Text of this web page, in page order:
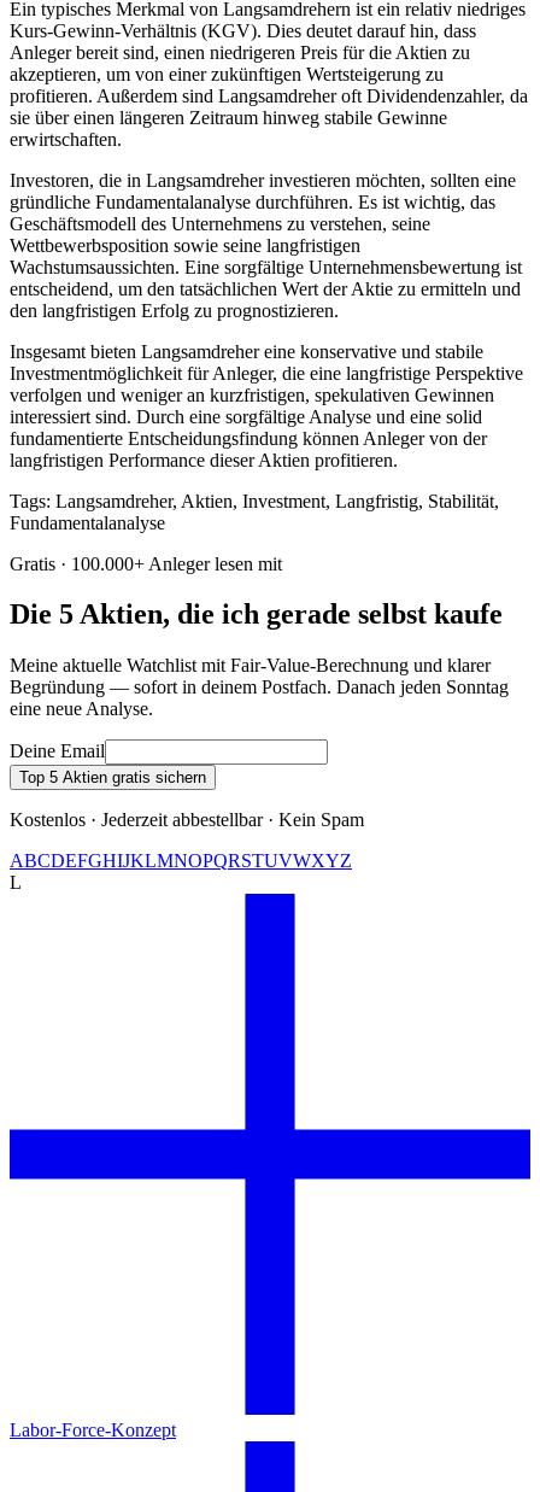
Ein typisches Merkmal von Langsamdrehern ist ein relativ niedriges
Kurs-Gewinn-Verhältnis (KGV). Dies deutet darauf hin, dass
Anleger bereit sind, einen niedrigeren Preis für die Aktien zu
akzeptieren, um von einer zukünftigen Wertsteigerung zu
profitieren. Außerdem sind Langsamdreher oft Dividendenzahler, da
sie über einen längeren Zeitraum hinweg stabile Gewinne
erwirtschaften.
Investoren, die in Langsamdreher investieren möchten, sollten eine
gründliche Fundamentalanalyse durchführen. Es ist wichtig, das
Geschäftsmodell des Unternehmens zu verstehen, seine
Wettbewerbsposition sowie seine langfristigen
Wachstumsaussichten. Eine sorgfältige Unternehmensbewertung ist
entscheidend, um den tatsächlichen Wert der Aktie zu ermitteln und
den langfristigen Erfolg zu prognostizieren.
Insgesamt bieten Langsamdreher eine konservative und stabile
Investmentmöglichkeit für Anleger, die eine langfristige Perspektive
verfolgen und weniger an kurzfristigen, spekulativen Gewinnen
interessiert sind. Durch eine sorgfältige Analyse und eine solid
fundamentierte Entscheidungsfindung können Anleger von der
langfristigen Performance dieser Aktien profitieren.
Tags: Langsamdreher, Aktien, Investment, Langfristig, Stabilität,
Fundamentalanalyse
Gratis · 100.000+ Anleger lesen mit
Die 5 Aktien, die ich gerade selbst kaufe
Meine aktuelle Watchlist mit Fair-Value-Berechnung und klarer
Begründung — sofort in deinem Postfach. Danach jeden Sonntag
eine neue Analyse.
Deine Email
Top 5 Aktien gratis sichern
Kostenlos · Jederzeit abbestellbar · Kein Spam
ABCDEFGHIJKLMNOPQRSTUVWXYZ
L
Labor-Force-Konzept